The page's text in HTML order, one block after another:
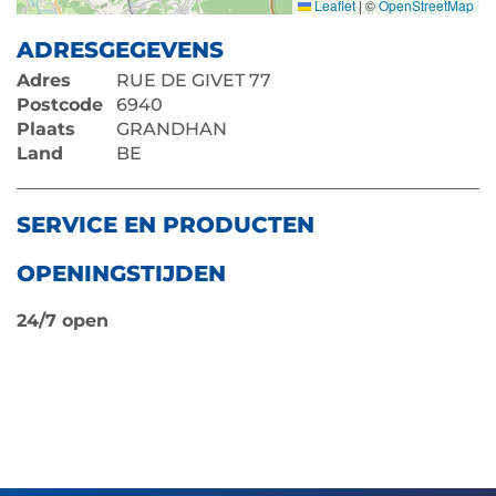
Leaflet| ©OpenStreetMap
ADRESGEGEVENS
Adres
RUE DE GIVET 77
Postcode
6940
Plaats
GRANDHAN
Land
BE
SERVICE EN PRODUCTEN
OPENINGSTIJDEN
24/7 open